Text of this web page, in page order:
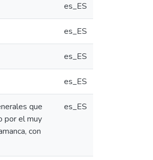
es_ES
es_ES
es_ES
es_ES
que
por el muy
con
es_ES